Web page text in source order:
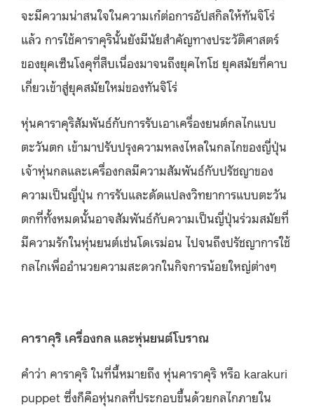
จะมีความน่าสนใจในความเก๋ต่อการอัปสกิลให้ทันจิโร่
แล้ว การใช้คาราคุรินั้นยังมีนัยสำคัญทางประวัติศาสตร์
ของยุคเซ็นโงคุที่สืบเนื่องมาจนถึงยุคไทโช ยุคสมัยที่คาบ
เกี่ยวเข้าสู่ยุคสมัยใหม่ของทันจิโร่
หุ่นคาราคุริสัมพันธ์กับการรับเอาเครื่องยนต์กลไกแบบ
ตะวันตก เข้ามาปรับปรุงความหลงไหลในกลไกของญี่ปุ่น
เจ้าหุ่นกลและเครื่องกลมีความสัมพันธ์กับปรัชญาของ
ความเป็นญี่ปุ่น การรับและดัดแปลงวิทยาการแบบตะวัน
ตกที่ทั้งหมดนั้นอาจสัมพันธ์กับความเป็นญี่ปุ่นร่วมสมัยที่
มีความรักในหุ่นยนต์เช่นโดเรม่อน ไปจนถึงปรัชญาการใช้
กลไกเพื่ออำนวยความสะดวกในกิจการน้อยใหญ่ต่างๆ
คาราคุริ เครื่องกล และหุ่นยนต์โบราณ
คำว่า คาราคุริ ในที่นี้หมายถึง หุ่นคาราคุริ หรือ karakuri
puppet ซึ่งก็คือหุ่นกลที่ประกอบขึ้นด้วยกลไกภายใน